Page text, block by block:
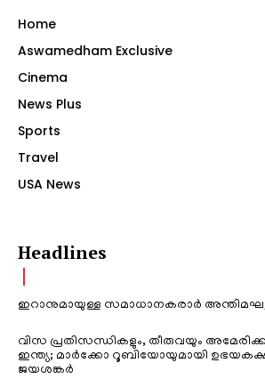
Home
Aswamedham Exclusive
Cinema
News Plus
Sports
Travel
USA News
Headlines
ഇറാനുമായുള്ള സമാധാനകരാർ
വിസ പ്രതിസന്ധികളും, തീരുവയും
ഇന്ത്യ; മാർക്കോ റൂബിയോയുമായി
ജയശങ്കർ